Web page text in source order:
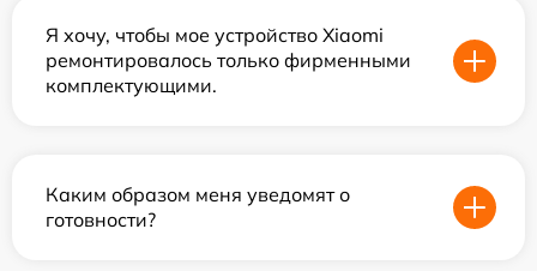
Я хочу, чтобы мое устройство Xiaomi
ремонтировалось только фирменными
комплектующими.
Каким образом меня уведомят о
готовности?